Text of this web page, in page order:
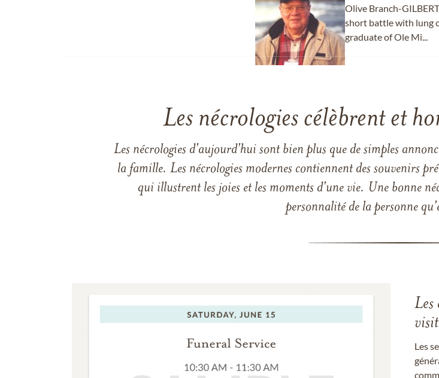
Olive Branch-
short battle with lung
graduate of Ole Mi...
Les nécrologies célèbrent et
Les nécrologies d'aujourd'hui sont bien plus que de simples
la famille. Les nécrologies modernes contiennent des souvenirs
qui illustrent les joies et les moments d'une vie. Une bonne
personnalité de la personne
Les
Les